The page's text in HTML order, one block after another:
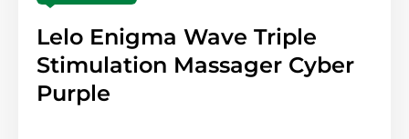
Lelo Enigma Wave Triple
Stimulation Massager Cyber
Purple